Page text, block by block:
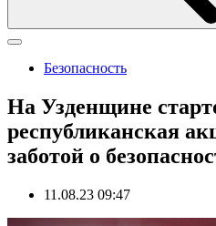
Безопасность
На Узденщине
республиканская
заботой о
11.08.23 09:47